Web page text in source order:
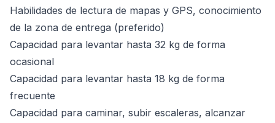
Habilidades de lectura de mapas y GPS, conocimiento
de la zona de entrega (preferido)
Capacidad para levantar hasta 32 kg de forma
ocasional
Capacidad para levantar hasta 18 kg de forma
frecuente
Capacidad para caminar, subir escaleras, alcanzar